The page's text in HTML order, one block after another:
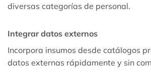
diversas categorías de personal.
Integrar datos externos
Incorpora insumos desde catálogos
datos externas rápidamente y sin